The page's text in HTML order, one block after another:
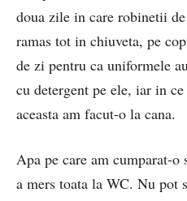
doua zile in care robinetii de
ramas tot in chiuveta, pe
de zi pentru ca uniformele
cu detergent pe ele, iar in
aceasta am facut-o la cana.
Apa pe care am cumparat-o
a mers toata la WC. Nu pot